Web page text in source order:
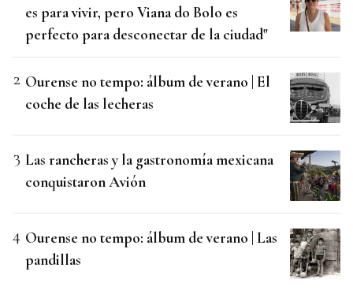
es para vivir, pero Viana do Bolo es
perfecto para desconectar de la ciudad"
Ourense no tempo: álbum de verano | El
coche de las lecheras
Las rancheras y la gastronomía mexicana
conquistaron Avión
Ourense no tempo: álbum de verano | Las
pandillas